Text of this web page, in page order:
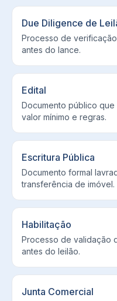
Due Diligence de
Processo de
antes do lance.
Edital
Documento público que
valor mínimo e regras.
Escritura Pública
Documento formal
transferência de imóvel.
Habilitação
Processo de validação
antes do leilão.
Junta Comercial